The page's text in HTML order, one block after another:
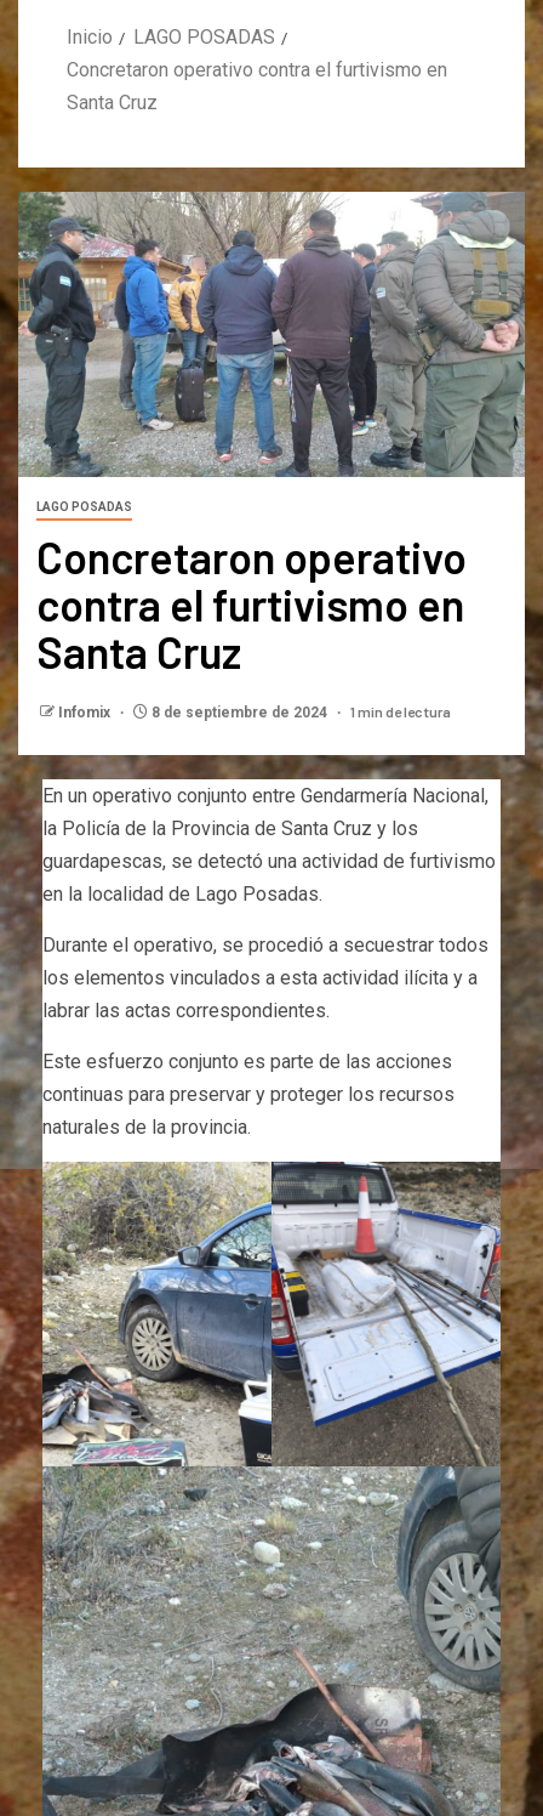
Inicio
LAGO POSADAS
Concretaron operativo contra el furtivismo en
Santa Cruz
LAGO POSADAS
Concretaron operativo
contra el furtivismo en
Santa Cruz
Infomix 8 de septiembre de 2024 1 min de lectura
En un operativo conjunto entre Gendarmería Nacional,
la Policía de la Provincia de Santa Cruz y los
guardapescas, se detectó una actividad de furtivismo
en la localidad de Lago Posadas.
Durante el operativo, se procedió a secuestrar todos
los elementos vinculados a esta actividad ilícita y a
labrar las actas correspondientes.
Este esfuerzo conjunto es parte de las acciones
continuas para preservar y proteger los recursos
naturales de la provincia.